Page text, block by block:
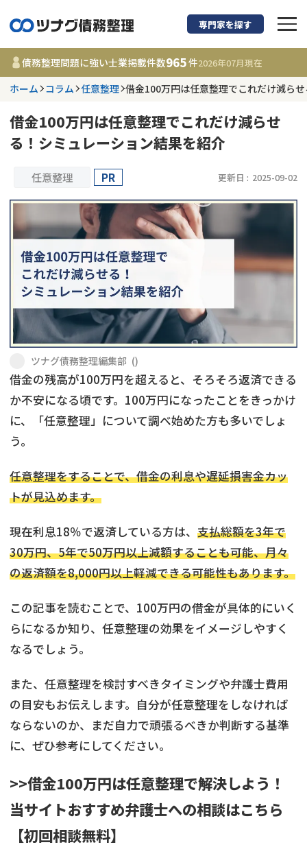
債務整理に強い弁
都道府県を選択
965
更新日 :2026年07月31日
借金返済相談・交渉
時効援用
会社破産・法人破産
闇金
費用相場
債務整理
個人再生（民事再生）
借金問題
専門家を探す
債務整理問題に強い士業掲載件数965件2026年07月現在
ホーム コラム 任意整理 借金100万円は任意整理でこれだけ減ら
借金100万円は任意整理でこれだけ減らせ
る！シミュレーション結果を紹介
任意整理 PR 更新日 : 2025-09-02
ツナグ債務整理編集部 ()
借金の残高が100万円を超えると、そろそろ返済できる
か不安になる頃です。100万円になったことをきっかけ
に、「任意整理」について調べ始めた方も多いでしょ
う。
任意整理をすることで、借金の利息や遅延損害金カッ
トが見込めます。
現在利息18％で返済している方は、 支払総額を3年で
30万円、5年で50万円以上減額することも可能、月々
の返済額を8,000円以上軽減できる可能性もあります。
この記事を読むことで、100万円の借金が具体的にいく
らになるか知り、任意整理の効果をイメージしやすく
なるでしょう。
また、任意整理を検討すべきタイミングや弁護士費用
の目安もお伝えします。自分が任意整理をしなければ
ならないのか、まだ自力で頑張るべきか判断する基準
に、ぜひ参考にしてください。
>>借金100万円は任意整理で解決しよう！
当サイトおすすめ弁護士への相談はこちら
【初回相談無料】